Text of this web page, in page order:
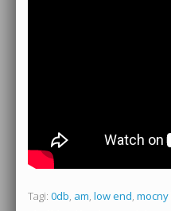
Tagi: 0db, am, low end, mocny